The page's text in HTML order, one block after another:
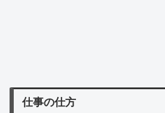
仕事の仕方